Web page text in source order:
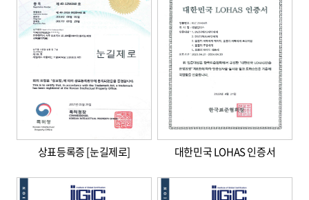
상표등록증 [눈길제로] 대한민국 LOHAS 인증서